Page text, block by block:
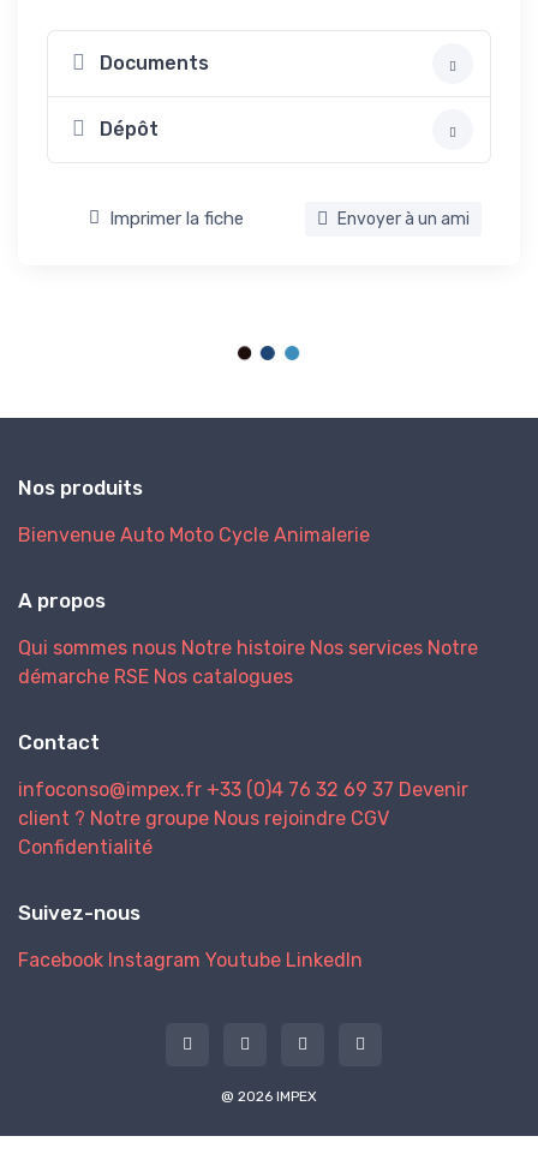
Documents
Dépôt
Imprimer la fiche Envoyer à un ami
Nos produits
Bienvenue Auto Moto Cycle Animalerie
A propos
Qui sommes nous Notre histoire Nos services Notre
démarche RSE Nos catalogues
Contact
infoconso@impex.fr +33 (0)4 76 32 69 37 Devenir
client ? Notre groupe Nous rejoindre CGV
Confidentialité
Suivez-nous
Facebook Instagram Youtube LinkedIn
@ 2026 IMPEX